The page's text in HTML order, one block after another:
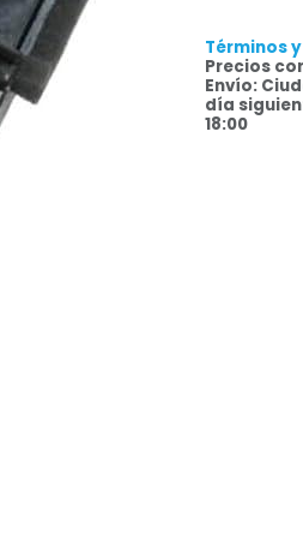
Términos
Precios
Envío:
día
18:00